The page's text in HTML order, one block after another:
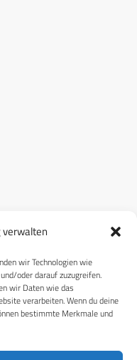
wir Technologien wie
oder darauf zuzugreifen.
wir Daten wie das
verarbeiten. Wenn du deine
bestimmte Merkmale und